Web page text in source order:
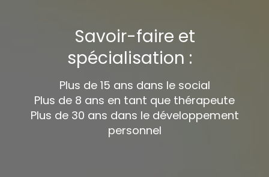
Savoir-faire et
spécialisation :
Plus de 15 ans dans le social
Plus de 8 ans en tant que thérapeute
Plus de 30 ans dans le développement
personnel